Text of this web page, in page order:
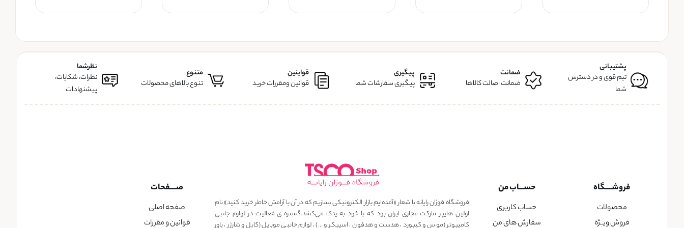
پشتیبانی
تیم قوی و در دسترس
شما
ضمانت
ضمانت اصالت کالاها
پیگیری
پیگیری سفارشات شما
قواینین
قوانین ومقررات خرید
متنوع
تنوع بالاهای محصولات
نظرشما
نظرات، شکایات،
پیشنهادات
فروشــــگاه
محصولات
فروش ویــژه
حســـاب من
حساب کاربری
سفارش های من
فروشگاه فوژان رایانه با شعار «آمده‌ایم بازار الکترونیکی بسازیم که در آن با آرامش خاطر خرید کنید» نام
اولین هایپر مارکت مجازی ایران بود که با خود به یدک می‌کشد.گستره ی فعالیت در لوازم جانبی
کامپیوتر (موس و کیبورد ، هدست و هدفون ، اسپیکر و …) ، لوازم جانبی موبایل (کابل و شارژر ، پاور
صــــفحات
صفحه اصلی
قوانین و مقررات